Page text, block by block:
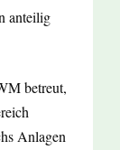
anteilig
betreut,
Anlagen